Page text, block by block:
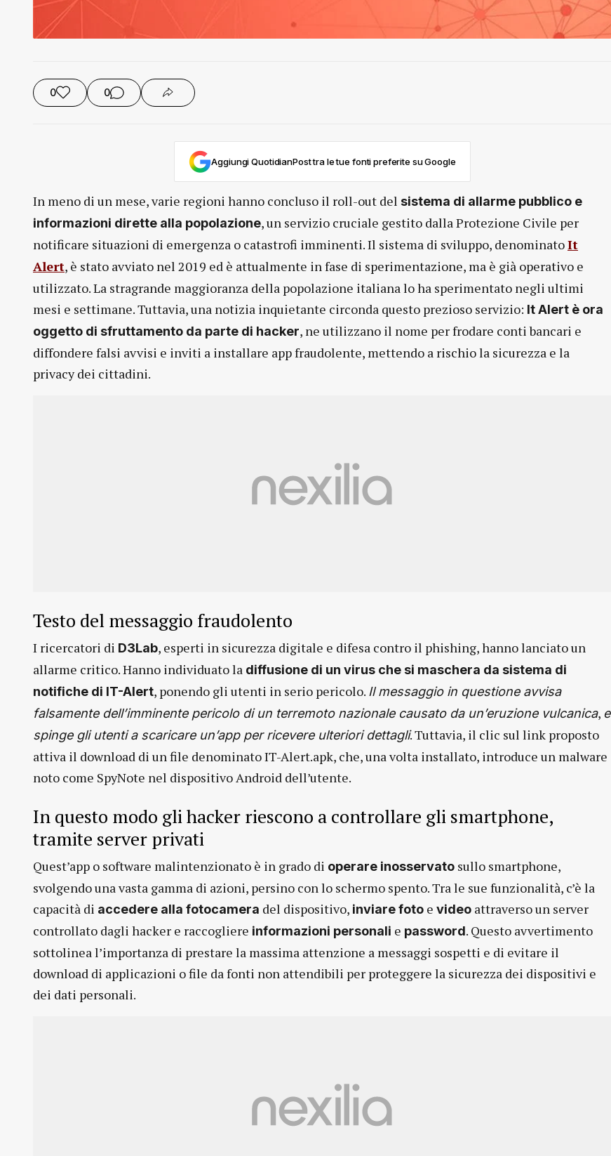
0 0
Aggiungi QuotidianPost tra le tue fonti preferite su Google
In meno di un mese, varie regioni hanno concluso il roll-out del sistema di allarme pubblico e
informazioni dirette alla popolazione, un servizio cruciale gestito dalla Protezione Civile per
notificare situazioni di emergenza o catastrofi imminenti. Il sistema di sviluppo, denominatoIt
Alert, è stato avviato nel 2019 ed è attualmente in fase di sperimentazione, ma è già operativo e
utilizzato. La stragrande maggioranza della popolazione italiana lo ha sperimentato negli ultimi
mesi e settimane. Tuttavia, una notizia inquietante circonda questo prezioso servizio: It Alert è ora
oggetto di sfruttamento da parte di hacker, ne utilizzano il nome per frodare conti bancari e
diffondere falsi avvisi e inviti a installare app fraudolente, mettendo a rischio la sicurezza e la
privacy dei cittadini.
Testo del messaggio fraudolento
I ricercatori di D3Lab, esperti in sicurezza digitale e difesa contro il phishing, hanno lanciato un
allarme critico. Hanno individuato la diffusione di un virus che si maschera da sistema di
notifiche di IT-Alert, ponendo gli utenti in serio pericolo. Il messaggio in questione avvisa
falsamente dell’imminente pericolo di un terremoto nazionale causato da un’eruzione vulcanica, e
spinge gli utenti a scaricare un’app per ricevere ulteriori dettagli. Tuttavia, il clic sul link proposto
attiva il download di un file denominato IT-Alert.apk, che, una volta installato, introduce un malware
noto come SpyNote nel dispositivo Android dell’utente.
In questo modo gli hacker riescono a controllare gli smartphone,
tramite server privati
Quest’app o software malintenzionato è in grado di operare inosservato sullo smartphone,
svolgendo una vasta gamma di azioni, persino con lo schermo spento. Tra le sue funzionalità, c’è la
capacità di accedere alla fotocamera del dispositivo, inviare foto e video attraverso un server
controllato dagli hacker e raccogliere informazioni personali e password. Questo avvertimento
sottolinea l’importanza di prestare la massima attenzione a messaggi sospetti e di evitare il
download di applicazioni o file da fonti non attendibili per proteggere la sicurezza dei dispositivi e
dei dati personali.